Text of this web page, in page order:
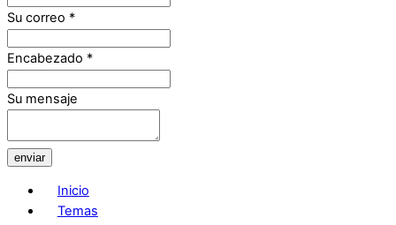
Su correo *
Encabezado *
Su mensaje
enviar
Inicio
Temas